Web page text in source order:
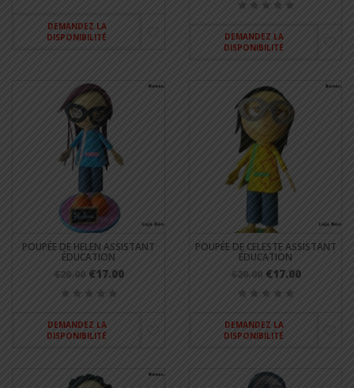
DEMANDEZ LA
DISPONIBILITÉ
DEMANDEZ LA
DISPONIBILITÉ
POUPÉE DE HELEN ASSISTANT
ÉDUCATION
€20.00 €17.00
DEMANDEZ LA
DISPONIBILITÉ
POUPÉE DE CELESTE ASSISTANT
ÉDUCATION
€20.00 €17.00
DEMANDEZ LA
DISPONIBILITÉ